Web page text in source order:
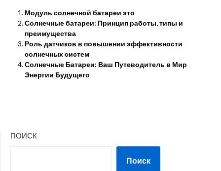
Модуль солнечной батареи это
Солнечные батареи: Принцип работы, типы и
преимущества
Роль датчиков в повышении эффективности
солнечных систем
Солнечные Батареи: Ваш Путеводитель в Мир
Энергии Будущего
ПОИСК
Поиск